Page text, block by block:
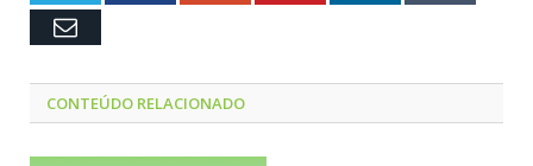
Email
CONTEÚDO RELACIONADO